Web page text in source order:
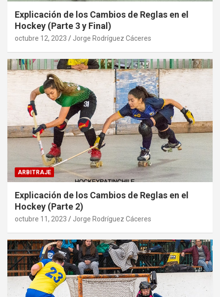
Explicación de los Cambios de Reglas en el
Hockey (Parte 3 y Final)
octubre 12, 2023 Jorge Rodríguez Cáceres
ARBITRAJE
Explicación de los Cambios de Reglas en el
Hockey (Parte 2)
octubre 11, 2023 Jorge Rodríguez Cáceres